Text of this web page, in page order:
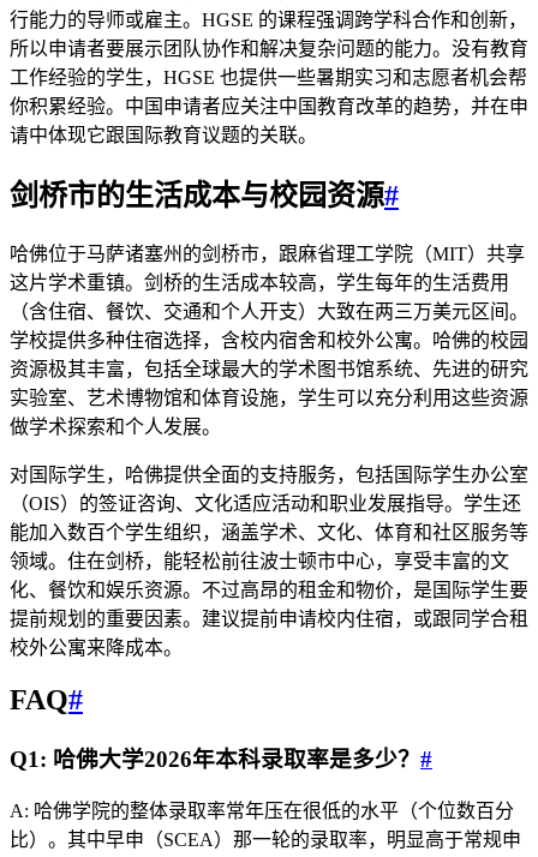
行能力的导师或雇主。HGSE 的课程强调跨学科合作和创新，
所以申请者要展示团队协作和解决复杂问题的能力。没有教育
工作经验的学生，HGSE 也提供一些暑期实习和志愿者机会帮
你积累经验。中国申请者应关注中国教育改革的趋势，并在申
请中体现它跟国际教育议题的关联。
剑桥市的生活成本与校园资源#
哈佛位于马萨诸塞州的剑桥市，跟麻省理工学院（MIT）共享
这片学术重镇。剑桥的生活成本较高，学生每年的生活费用
（含住宿、餐饮、交通和个人开支）大致在两三万美元区间。
学校提供多种住宿选择，含校内宿舍和校外公寓。哈佛的校园
资源极其丰富，包括全球最大的学术图书馆系统、先进的研究
实验室、艺术博物馆和体育设施，学生可以充分利用这些资源
做学术探索和个人发展。
对国际学生，哈佛提供全面的支持服务，包括国际学生办公室
（OIS）的签证咨询、文化适应活动和职业发展指导。学生还
能加入数百个学生组织，涵盖学术、文化、体育和社区服务等
领域。住在剑桥，能轻松前往波士顿市中心，享受丰富的文
化、餐饮和娱乐资源。不过高昂的租金和物价，是国际学生要
提前规划的重要因素。建议提前申请校内住宿，或跟同学合租
校外公寓来降成本。
FAQ#
Q1: 哈佛大学2026年本科录取率是多少？ #
A: 哈佛学院的整体录取率常年压在很低的水平（个位数百分
比）。其中早申（SCEA）那一轮的录取率，明显高于常规申